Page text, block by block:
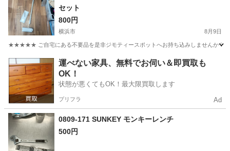
セット
800円
横浜市 8月9日
★★★★★ ご自宅にある不要品を是非ジモティースポットへお持ち込みしませんか？
神奈川 横浜市 掃除用具 モップ
運べない家具、無料でお伺い＆即買取も
OK！
状態が悪くてもOK！最大限買取します
プリフラ Ad
0809-171 SUNKEY モンキーレンチ
500円